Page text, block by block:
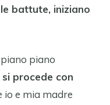
battute, iniziano
piano
procede con
io e mia madre